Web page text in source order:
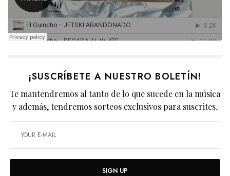
¡SUSCRÍBETE A NUESTRO BOLETÍN!
Te mantendremos al tanto de lo que sucede en la música
y además, tendremos sorteos exclusivos para suscrites.
SIGN UP